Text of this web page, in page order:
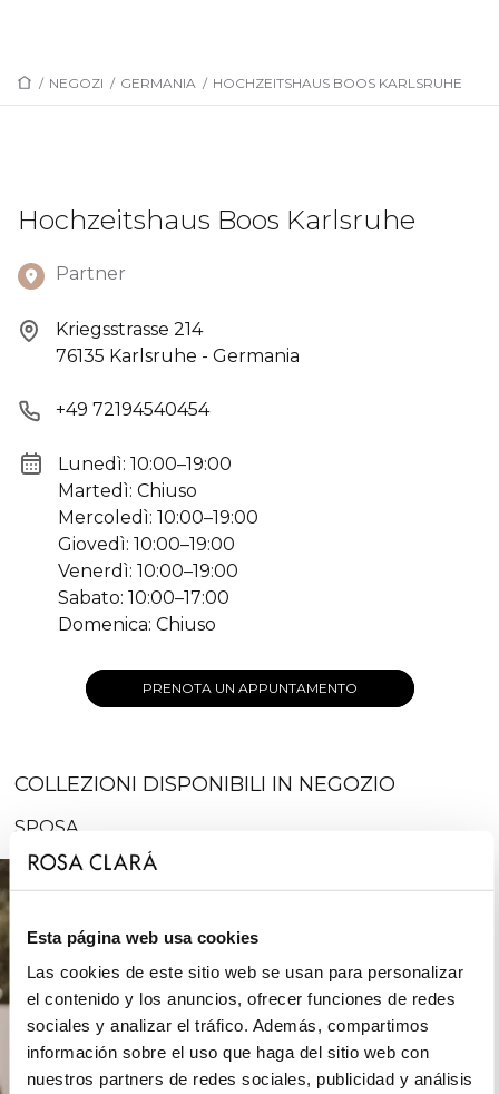
Esta página web usa cookies
Las cookies de este sitio web se usan para personalizar
el contenido y los anuncios, ofrecer funciones de redes
sociales y analizar el tráfico. Además, compartimos
información sobre el uso que haga del sitio web con
nuestros partners de redes sociales, publicidad y análisis
/ NEGOZI / GERMANIA / HOCHZEITSHAUS BOOS KARLSRUHE
Hochzeitshaus Boos Karlsruhe
Partner
Kriegsstrasse 214
76135 Karlsruhe - Germania
+49 72194540454
Lunedì: 10:00–19:00
Martedì: Chiuso
Mercoledì: 10:00–19:00
Giovedì: 10:00–19:00
Venerdì: 10:00–19:00
Sabato: 10:00–17:00
Domenica: Chiuso
PRENOTA UN APPUNTAMENTO
COLLEZIONI DISPONIBILI IN NEGOZIO
SPOSA